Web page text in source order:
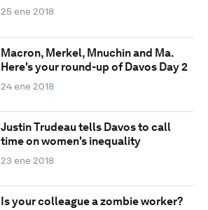
25 ene 2018
Macron, Merkel, Mnuchin and Ma.
Here's your round-up of Davos Day 2
24 ene 2018
Justin Trudeau tells Davos to call
time on women's inequality
23 ene 2018
Is your colleague a zombie worker?